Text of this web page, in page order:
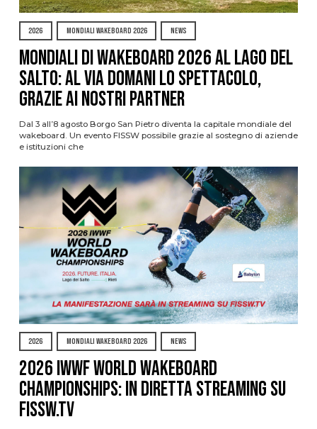
2026 MONDIALI WAKEBOARD 2026 NEWS
Mondiali di Wakeboard 2026 al Lago del
Salto: al via domani lo spettacolo,
grazie ai nostri Partner
Dal 3 all’8 agosto Borgo San Pietro diventa la capitale mondiale del
wakeboard. Un evento FISSW possibile grazie al sostegno di aziende
e istituzioni che
2026 MONDIALI WAKEBOARD 2026 NEWS
2026 IWWF WORLD WAKEBOARD
CHAMPIONSHIPS: IN DIRETTA STREAMING SU
FISSW.TV